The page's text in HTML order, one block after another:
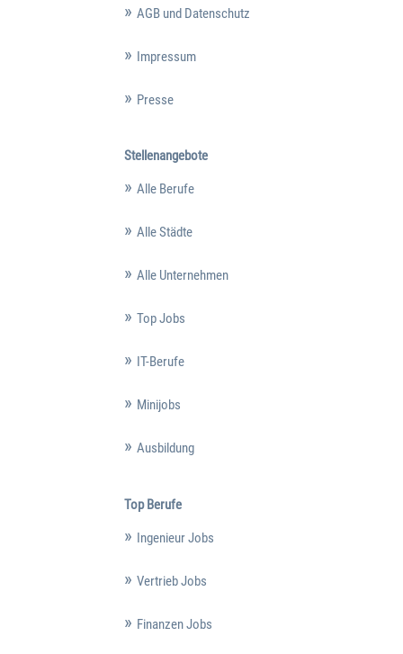
AGB und Datenschutz
Impressum
Presse
Stellenangebote
Alle Berufe
Alle Städte
Alle Unternehmen
Top Jobs
IT-Berufe
Minijobs
Ausbildung
Top Berufe
Ingenieur Jobs
Vertrieb Jobs
Finanzen Jobs